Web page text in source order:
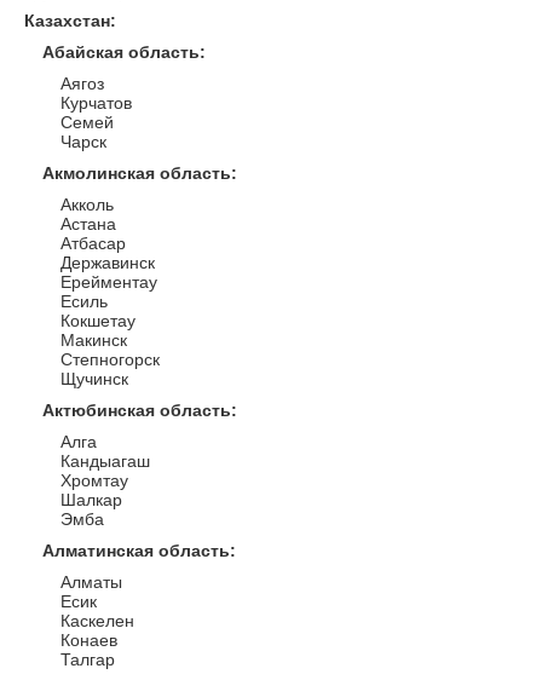
Казахстан:
Абайская область:
Аягоз
Курчатов
Семей
Чарск
Акмолинская область:
Акколь
Астана
Атбасар
Державинск
Ерейментау
Есиль
Кокшетау
Макинск
Степногорск
Щучинск
Актюбинская область:
Алга
Кандыагаш
Хромтау
Шалкар
Эмба
Алматинская область:
Алматы
Есик
Каскелен
Конаев
Талгар